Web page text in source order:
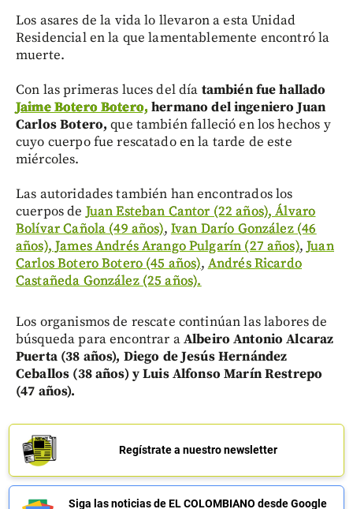
Los asares de la vida lo llevaron a esta Unidad
Residencial en la que lamentablemente encontró la
muerte.
Con las primeras luces del día también fue hallado
Jaime Botero Botero, hermano del ingeniero Juan
Carlos Botero, que también falleció en los hechos y
cuyo cuerpo fue rescatado en la tarde de este
miércoles.
Las autoridades también han encontrados los
cuerpos de Juan Esteban Cantor (22 años), Álvaro
Bolívar Cañola (49 años), Ivan Darío González (46
años), James Andrés Arango Pulgarín (27 años),Juan
Carlos Botero Botero (45 años), Andrés Ricardo
Castañeda González (25 años).
Los organismos de rescate continúan las labores de
búsqueda para encontrar aAlbeiro Antonio Alcaraz
Puerta (38 años), Diego de Jesús Hernández
Ceballos (38 años) y Luis Alfonso Marín Restrepo
(47 años).
Regístrate a nuestro newsletter
Siga las noticias de EL COLOMBIANO desde Google